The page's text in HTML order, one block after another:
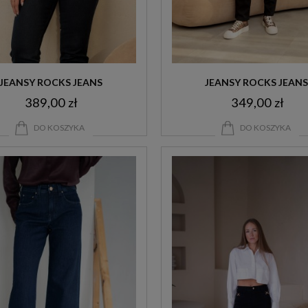
JEANSY ROCKS JEANS
389,00 zł
DO KOSZYKA
JEANSY ROCKS
349,00 zł
DO KOSZYKA